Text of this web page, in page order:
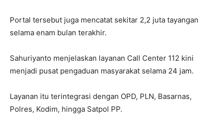
Portal tersebut juga mencatat sekitar 2,2 juta tayangan
selama enam bulan terakhir.
Sahuriyanto menjelaskan layanan Call Center 112 kini
menjadi pusat pengaduan masyarakat selama 24 jam.
Layanan itu terintegrasi dengan OPD, PLN, Basarnas,
Polres, Kodim, hingga Satpol PP.